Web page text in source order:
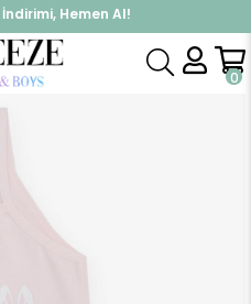
Hemen Al!
Kap, Hemen Üye Ol!
0
İç Giyim Kız Çocuk Atlet & Slip Takım Sevimli Tavşancık Baskılı Pembe (1-2 Yaş)